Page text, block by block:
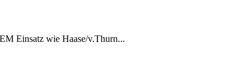
Einsatz wie Haase/v.Thurn...